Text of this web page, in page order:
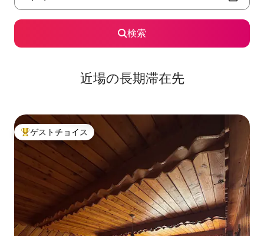
検索
近場の長期滞在先
大好評のゲストチョイスです。
ゲストチョイス